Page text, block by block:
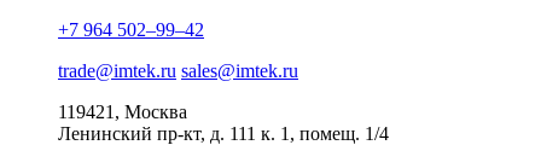
+7 964 502–99–42
trade@imtek.ru sales@imtek.ru
119421, Москва
Ленинский пр-кт, д. 111 к. 1, помещ. 1/4